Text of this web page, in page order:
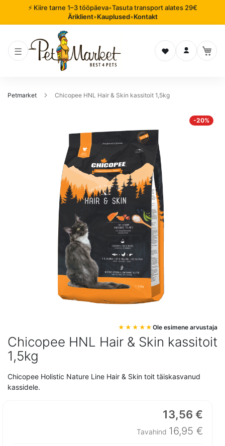
⚡ Kiire tarne 1–3 tööpäeva•Tasuta transport alates 29€
Äriklient•Kauplused•Kontakt
Soovinimekiri
Logi sisse
Petmarket Chicopee HNL Hair & Skin kassitoit 1,5kg
Chicopee HNL Hair & Skin kassitoit
1,5kg
Ole esimene arvustaja
Chicopee Holistic Nature Line Hair & Skin toit täiskasvanud
kassidele.
13,56 €
Tavahind 16,95 €
-20%
pildigalerii
algusesse